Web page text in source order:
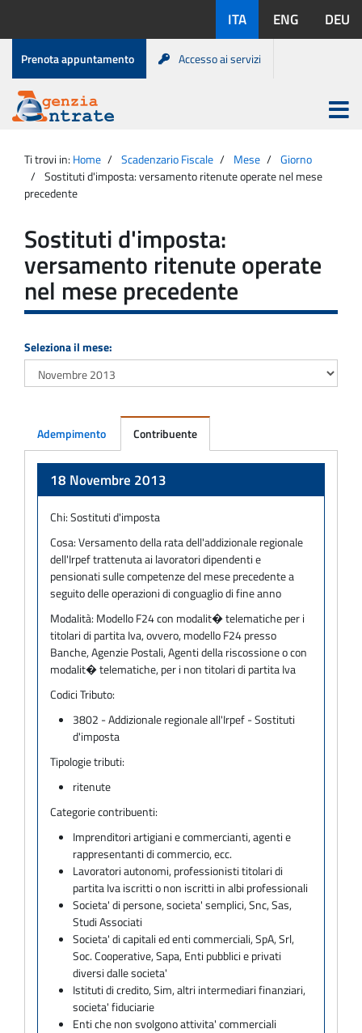
contenuto
disponibili:
ITA ENG DEU
Menu
di
servizio
Prenota appuntamento Accesso ai servizi
Agenzia
Entrate
Apri
menu
principale
Ti trovi in: Home Scadenzario Fiscale Mese
Giorno
Sostituti d'imposta: versamento ritenute operate nel mese
precedente
Sostituti d'imposta:
versamento ritenute operate
nel mese precedente
Seleziona il mese:
Adempimento Contribuente
18 Novembre 2013
Chi:Sostituti d'imposta
Cosa:Versamento della rata dell'addizionale regionale
dell'Irpef trattenuta ai lavoratori dipendenti e
pensionati sulle competenze del mese precedente a
seguito delle operazioni di conguaglio di fine anno
Modalità: Modello F24 con modalit� telematiche per i
titolari di partita Iva, ovvero, modello F24 presso
Banche, Agenzie Postali, Agenti della riscossione o con
modalit� telematiche, per i non titolari di partita Iva
Codici Tributo:
3802 - Addizionale regionale all'Irpef - Sostituti
d'imposta
Tipologie tributi:
ritenute
Categorie contribuenti:
Imprenditori artigiani e commercianti, agenti e
rappresentanti di commercio, ecc.
Lavoratori autonomi, professionisti titolari di
partita Iva iscritti o non iscritti in albi professionali
Societa' di persone, societa' semplici, Snc, Sas,
Studi Associati
Societa' di capitali ed enti commerciali, SpA, Srl,
Soc. Cooperative, Sapa, Enti pubblici e privati
diversi dalle societa'
Istituti di credito, Sim, altri intermediari finanziari,
societa' fiduciarie
Enti che non svolgono attivita' commerciali